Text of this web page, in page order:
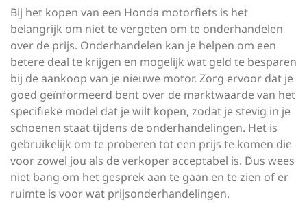
Bij het kopen van een Honda motorfiets is het
belangrijk om niet te vergeten om te onderhandelen
over de prijs. Onderhandelen kan je helpen om een
betere deal te krijgen en mogelijk wat geld te besparen
bij de aankoop van je nieuwe motor. Zorg ervoor dat je
goed geïnformeerd bent over de marktwaarde van het
specifieke model dat je wilt kopen, zodat je stevig in je
schoenen staat tijdens de onderhandelingen. Het is
gebruikelijk om te proberen tot een prijs te komen die
voor zowel jou als de verkoper acceptabel is. Dus wees
niet bang om het gesprek aan te gaan en te zien of er
ruimte is voor wat prijsonderhandelingen.